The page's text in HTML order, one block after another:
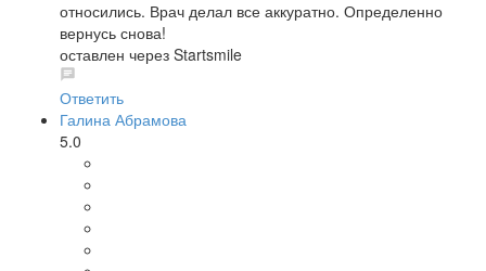
относились. Врач делал все аккуратно. Определенно
вернусь снова!
оставлен через Startsmile
Ответить
Галина Абрамова
5.0